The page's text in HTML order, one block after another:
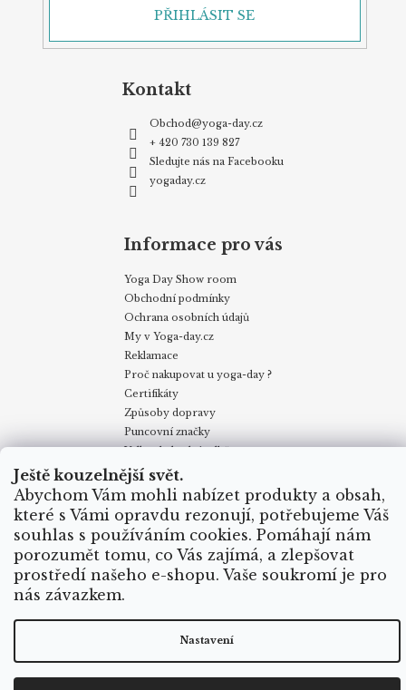
Ještě kouzelnější svět.
Abychom Vám mohli nabízet produkty a obsah,
které s Vámi opravdu rezonují, potřebujeme Váš
souhlas s používáním cookies. Pomáhají nám
porozumět tomu, co Vás zajímá, a zlepšovat
prostředí našeho e-shopu. Vaše soukromí je pro
nás závazkem.
Nastavení
PŘIHLÁSIT SE
Kontakt
Obchod@yoga-day.cz
+ 420 730 139 827
Sledujte nás na Facebooku
yogaday.cz
Informace pro vás
Yoga Day Show room
Obchodní podmínky
Ochrana osobních údajů
My v Yoga-day.cz
Reklamace
Proč nakupovat u yoga-day ?
Certifikáty
Způsoby dopravy
Puncovní značky
Obchodní podmínky Kontakty My v Yoga Day
Blog
Reklamace
Proč nakupovat u yoga-day.cz
Certifikáty
Způsoby dopravy